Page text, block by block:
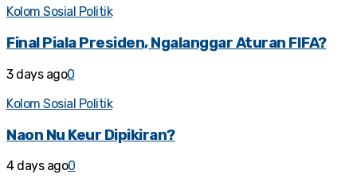
Kolom Sosial Politik
Final Piala Presiden, Ngalanggar Aturan FIFA?
3 days ago0
Kolom Sosial Politik
Naon Nu Keur Dipikiran?
4 days ago0